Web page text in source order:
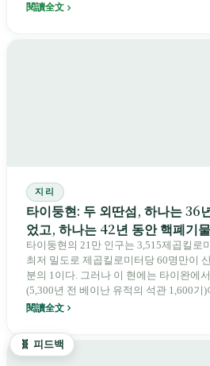
閱讀全文
지리
타이둥현: 두 외딴섬, 하나는 36
었고, 하나는 42년 동안 핵폐기
타이둥현의 21만 인구는 3,515제곱킬로
최저 밀도로 제곱킬로미터당 60명만이
분의 1이다. 그러나 이 현에는 타이완에
(5,300년 전 베이난 유적의 석관 1,600기)
족(아메이, 베이난, 파이완, 루카이, 부눈,
비율은 37.5%로 타이완 최고다. 1951년
훠사오다오는 36년 동안 정치범을 가두
룽먼은 핵폐기물을 받기 시작했고, 42년
閱讀全文
🧬 피드백